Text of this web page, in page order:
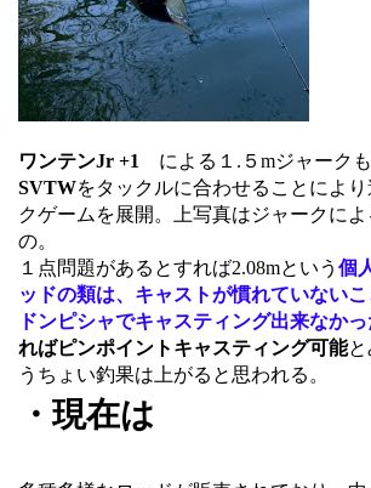
ワンテンJr +1 による１.５mジャークも
SVTWをタックルに合わせることによ
クゲームを展開。上写真はジャークに
の。
１点問題があるとすれば2.08mという 個
ッドの類は、キャストが慣れていない
ドンピシャでキャスティング出来なかっ
ればピンポイントキャスティング可能と
うちょい釣果は上がると思われる。
・現在は